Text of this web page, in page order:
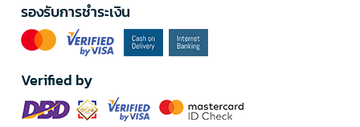
รองรับการชำระเงิน
Verified by